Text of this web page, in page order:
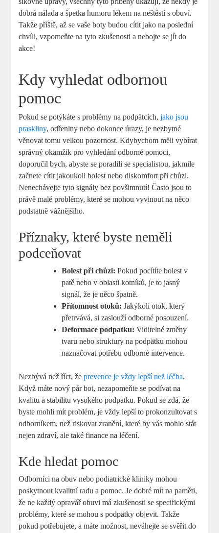
dobrá nálada a špetka humoru lékem na neštěstí s obuví.
Takže příště, až se vaše boty budou cítit jako na poslední
chvíli, vzpomeňte na tyto zkušenosti a nebojte se jít do
akce!
Kdy vyhledat odbornou
pomoc
Pokud se potýkáte s problémy na podpätcích,jako jsou
praskliny, odřeniny nebo dokonce úrazy, je nezbytné
věnovat tomu velkou pozornost. Kdybychom měli vybírat
správný okamžik pro vyhledání odborné pomoci,
doporučil bych, abyste se poradili se specialistou, jakmile
začnete cítit jakoukoli bolest nebo diskomfort při chůzi.
Nenechávejte tyto signály bez povšimnutí! Často jsou to
právě malé problémy, které se mohou vyvinout na něco
podstatně vážnějšího.
Příznaky, které byste neměli
podceňovat
Bolest při chůzi: Pokud pocítíte bolest v
patě nebo v oblasti kotníků, je to jasný
signál, že je něco špatně.
Přítomnost otoků: Jakýkoli otok, který
přetrvává, si zaslouží odborné posouzení.
Deformace podpatku: Viditelné změny
tvaru nebo struktury na podpätku mohou
naznačovat potřebu odborné intervence.
Nezbývá než říct, žeprevence je vždy lepší než léčba.
Když máte nový pár bot, nezapomeňte se podívat na
kvalitu a stabilitu vysokého podpatku. Pokud se zdá, že
byste mohli mít problém, je vždy lepší to prokonzultovat s
odborníkem, než riskovat zranění, které by vás mohlo stát
nejen zdraví, ale také finance na léčení.
Kde hledat pomoc
Odborníci na obuv nebo podiatrické kliniky mohou
poskytnout kvalitní radu a pomoc. Je dobré mít na paměti,
že ne každý opravář obuvi má zkušenosti se specifickými
problémy, které se mohou s podpätky objevit. Takže
pokud potřebujete, a máte možnost, neváhejte se svěřit do